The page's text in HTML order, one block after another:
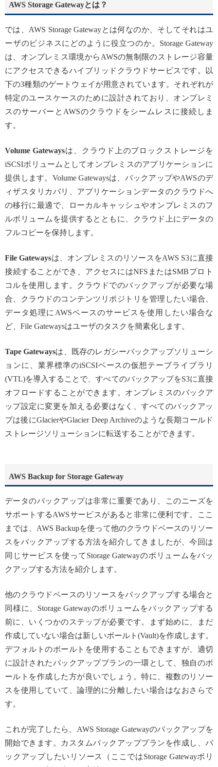
AWS Storage Gatewayとは？
では、AWS Storage Gatewayとは何なのか、そしてそれはユ
ーザのビジネスにどのように役立つのか。Storage Gateway
は、オンプレミス環境からAWSの無制限のストレージ容量
にアクセスできるハイブリッドクラウドサービスです。以
下の3種類のゲートウェイが用意されています。それぞれが
特定のユースケースのために設計されており、オンプレミ
スのサーバーとAWSのクラウドをシームレスに接続しま
す。
Volume Gatewaysは、クラウド上のブロックストレージを
iSCSIボリュームとしてオンプレミスのアプリケーションに
提供します。Volume Gatewaysは、バックアップやAWSのデ
ィザスタリカバリ、アプリケーションデータのクラウドへ
の移行に最適で、ローカルキャッシュやオンプレミスのフ
ルボリュームを提供するとともに、クラウド上にデータの
フルコピーを保持します。
File Gatewaysは、オンプレミスのリソースをAWS S3に直接
接続することができ、アクセスにはNFSまたはSMBプロト
コルを使用します。クラウドでのバックアップが必要な場
合、クラウドのコンテンツリポジトリを管理したい場合、
データ処理にAWSベースのサービスを使用したい場合な
ど、File Gatewaysはユーザのタスクを簡素化します。
Tape Gatewaysは、既存のレガシーバックアップソリューシ
ョンに、業界標準のiSCSIベースの仮想テープライブラリ
(VTL)を導入することで、すべてのバックアップをS3に直接
オフロードすることができます。オンプレミスのバックア
ップ設定に変更を加える必要はなく、すべてのバックアッ
プは後にGlacierやGlacier Deep Archiveのような長期コールド
ストレージソリューションに転送することができます。
AWS Backup for Storage Gateway
データのバックアップは非常に重要であり、このニーズを
サポートするAWSサービスがあると非常に便利です。ここ
までは、AWS Backupを使って他のクラウドベースのリソー
スをバックアップする方法を紹介してきましたが、今回は
同じサービスを使ってStorage Gatewayのボリュームをバッ
クアップする方法を紹介します。
他のクラウドベースのリソースをバックアップする場合と
同様に、Storage Gatewayのボリュームをバックアップする
前に、いくつかのステップが必要です。まず始めに、まだ
作成していない場合は新しいボールト(Vault)を作成します。
デフォルトのボールトを使用することもできますが、適切
に設計されたバックアッププランの一環として、独自のボ
ールトを作成した方が良いでしょう。特に、複数のリソー
スを使用していて、論理的に分離したい場合はなおさらで
す。
これが完了したら、AWS Storage Gatewayのバックアップを
開始できます。カスタムバックアッププランを作成し、バ
ックアップしたいリソース（ここではStorage Gatewayボリ